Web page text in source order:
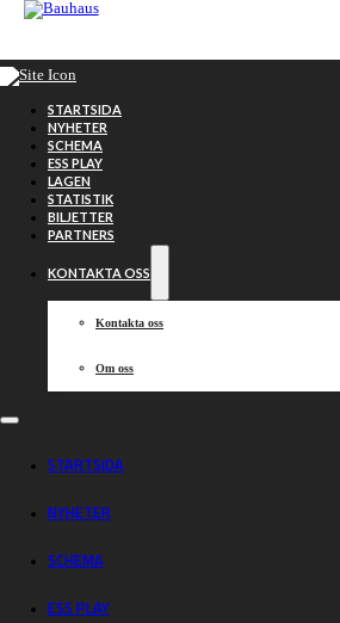
Hoppa till huvudinnehåll
STARTSIDA
NYHETER
SCHEMA
ESS PLAY
LAGEN
STATISTIK
BILJETTER
PARTNERS
KONTAKTA OSS
Kontakta oss
Om oss
STARTSIDA
NYHETER
SCHEMA
ESS PLAY
Finalen
uppskjuten en
vecka